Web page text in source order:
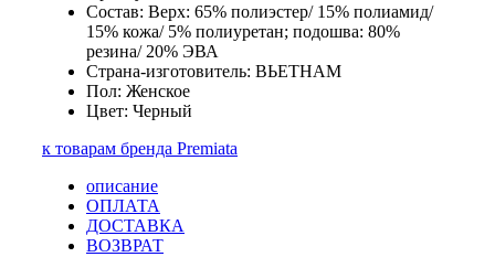
Состав: Верх: 65% полиэстер/ 15% полиамид/
15% кожа/ 5% полиуретан; подошва: 80%
резина/ 20% ЭВА
Страна-изготовитель: ВЬЕТНАМ
Пол: Женское
Цвет: Черный
к товарам бренда Premiata
описание
ОПЛАТА
ДОСТАВКА
ВОЗВРАТ